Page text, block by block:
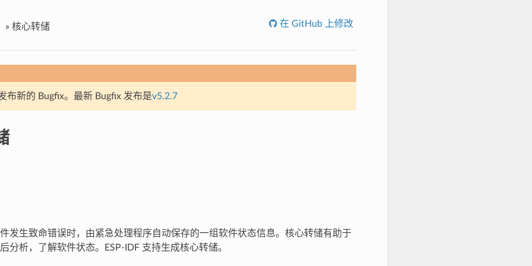
» 核心转储 在 GitHub 上修改
布新的 Bugfix。最新 Bugfix 发布是v5.2.7
发生致命错误时，由紧急处理程序自动保存的一组软件状态信息。核心转储有助于
分析，了解软件状态。ESP-IDF 支持生成核心转储。